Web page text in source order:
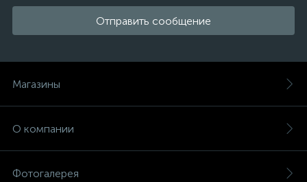
Отправить сообщение
Магазины
О компании
Фотогалерея